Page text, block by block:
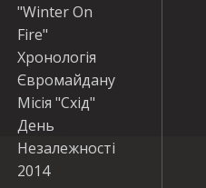
"Winter On
Fire"
Хронологія
Євромайдану
Місія "Схід"
День
Незалежності
2014